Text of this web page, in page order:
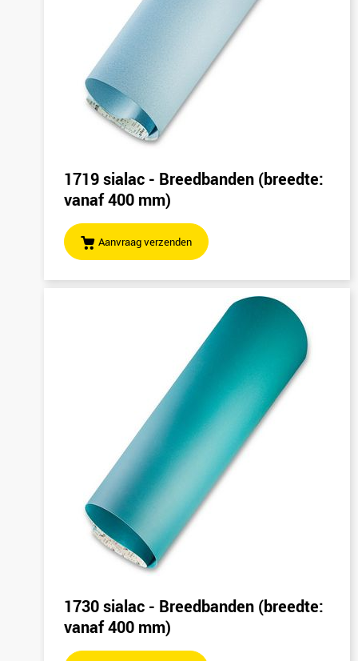
1719 sialac - Breedbanden (breedte:
vanaf 400 mm)
Aanvraag verzenden
1730 sialac - Breedbanden (breedte:
vanaf 400 mm)